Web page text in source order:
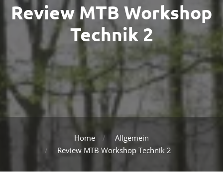
Review MTB Workshop
Technik 2
Home
Allgemein
Review MTB Workshop Technik 2